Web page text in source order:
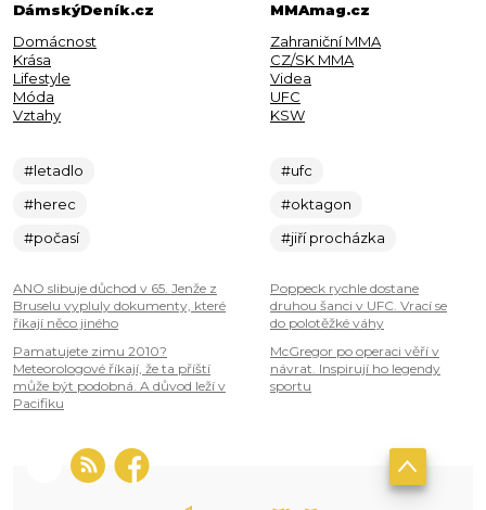
DámskýDeník.cz
Domácnost
Krása
Lifestyle
Móda
Vztahy
#letadlo
#herec
#počasí
ANO slibuje důchod v 65. Jenže z
Bruselu vypluly dokumenty, které
říkají něco jiného
Pamatujete zimu 2010?
Meteorologové říkají, že ta příští
může být podobná. A důvod leží v
Pacifiku
MMAmag.cz
Zahraniční MMA
CZ/SK MMA
Videa
UFC
KSW
#ufc
#oktagon
#jiří procházka
Poppeck rychle dostane
druhou šanci v UFC. Vrací se
do polotěžké váhy
McGregor po operaci věří v
návrat. Inspirují ho legendy
sportu